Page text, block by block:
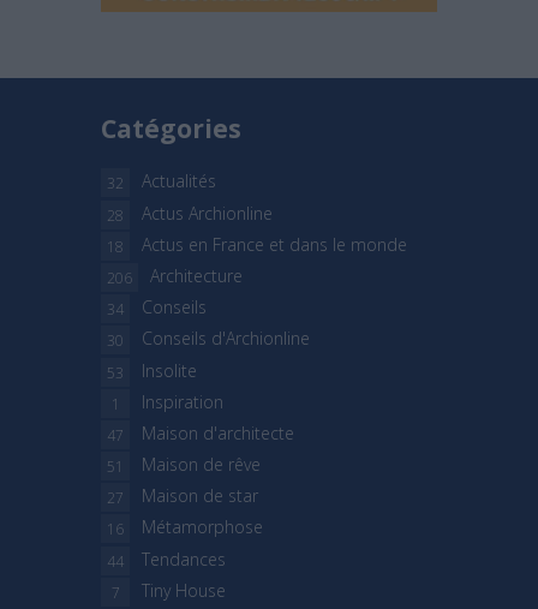
Catégories
Actualités
32
Actus Archionline
28
Actus en France et dans le monde
18
Architecture
206
Conseils
34
Conseils d'Archionline
30
Insolite
53
Inspiration
1
Maison d'architecte
47
Maison de rêve
51
Maison de star
27
Métamorphose
16
Tendances
44
Tiny House
7